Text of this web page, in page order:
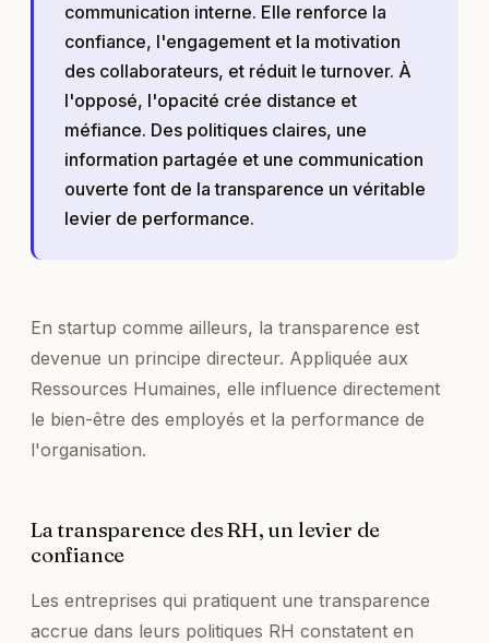
communication interne. Elle renforce la
confiance, l'engagement et la motivation
des collaborateurs, et réduit le turnover. À
l'opposé, l'opacité crée distance et
méfiance. Des politiques claires, une
information partagée et une communication
ouverte font de la transparence un véritable
levier de performance.
En startup comme ailleurs, la transparence est
devenue un principe directeur. Appliquée aux
Ressources Humaines, elle influence directement
le bien-être des employés et la performance de
l'organisation.
La transparence des RH, un levier de
confiance
Les entreprises qui pratiquent une transparence
accrue dans leurs politiques RH constatent en